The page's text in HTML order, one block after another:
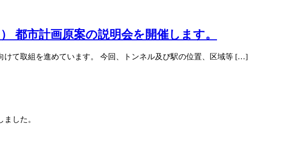
都市計画原案の説明会を開催します。
けて取組を進めています。 今回、トンネル及び駅の位置、区域等 […]
した。